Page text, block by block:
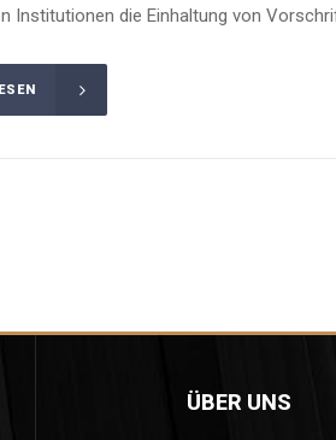
Institutionen die Einhaltung von
ÜBER UNS